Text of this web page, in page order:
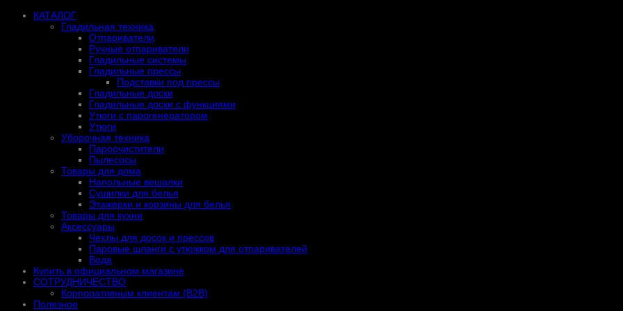
КАТАЛОГ
Гладильная техника
Отпариватели
Ручные отпариватели
Гладильные системы
Гладильные прессы
Подставки под прессы
Гладильные доски
Гладильные доски с функциями
Утюги с парогенератором
Утюги
Уборочная техника
Пароочистители
Пылесосы
Товары для дома
Напольные вешалки
Сушилки для белья
Этажерки и корзины для белья
Товары для кухни
Аксессуары
Чехлы для досок и прессов
Паровые шланги с утюжком для отпаривателей
Вода
Купить в официальном магазине
СОТРУДНИЧЕСТВО
Корпоративным клиентам (B2B)
Полезное